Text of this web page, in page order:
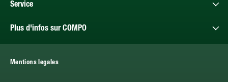
Service
Plus d'infos sur COMPO
Mentions legales